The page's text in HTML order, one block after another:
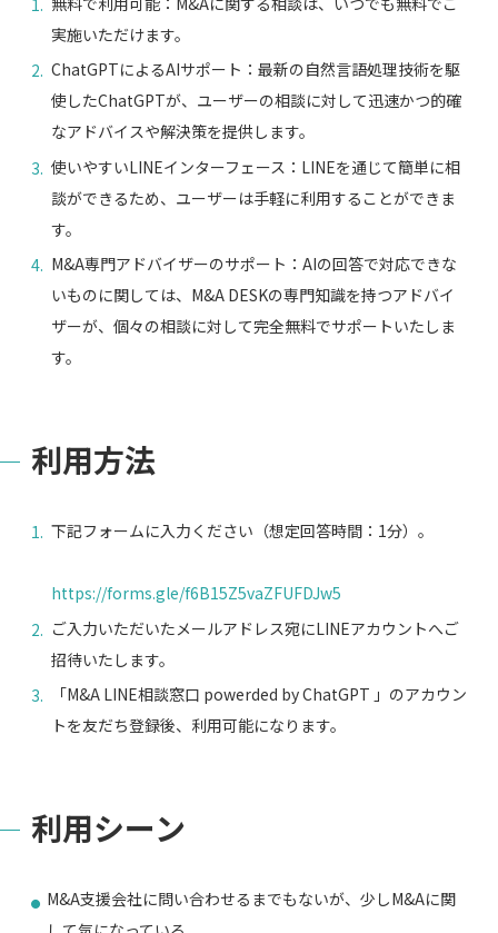
実施いただけます。
ChatGPTによるAIサポート：最新の自然言語処理技術を駆
使したChatGPTが、ユーザーの相談に対して迅速かつ的確
なアドバイスや解決策を提供します。
使いやすいLINEインターフェース：LINEを通じて簡単に相
談ができるため、ユーザーは手軽に利用することができま
す。
M&A専門アドバイザーのサポート：AIの回答で対応できな
いものに関しては、M&A DESKの専門知識を持つアドバイ
ザーが、個々の相談に対して完全無料でサポートいたしま
す。
利用方法
下記フォームに入力ください（想定回答時間：1分）。
https://forms.gle/f6B15Z5vaZFUFDJw5
ご入力いただいたメールアドレス宛にLINEアカウントへご
招待いたします。
「M&A LINE相談窓口 powerded by ChatGPT 」のアカウン
トを友だち登録後、利用可能になります。
利用シーン
M&A支援会社に問い合わせるまでもないが、少しM&Aに関